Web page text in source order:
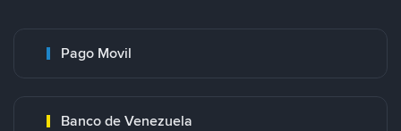
Pago Movil
Banco de Venezuela